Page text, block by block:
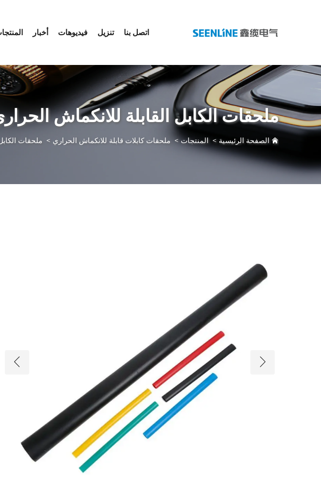
أخبار فيديوهات تنزيل اتصل بنا
ملحقات الكابل القابلة للانكماش الحراري لـ 1
الصفحة الرئيسية >المنتجات> ملحقات كابلات قابلة للانكماش الحراري > ملحقات الكابل